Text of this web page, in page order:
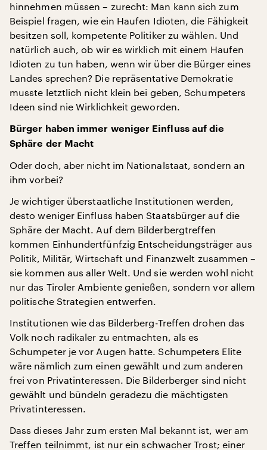
hinnehmen müssen – zurecht: Man kann sich zum
Beispiel fragen, wie ein Haufen Idioten, die Fähigkeit
besitzen soll, kompetente Politiker zu wählen. Und
natürlich auch, ob wir es wirklich mit einem Haufen
Idioten zu tun haben, wenn wir über die Bürger eines
Landes sprechen? Die repräsentative Demokratie
musste letztlich nicht klein bei geben, Schumpeters
Ideen sind nie Wirklichkeit geworden.
Bürger haben immer weniger Einfluss auf die
Sphäre der Macht
Oder doch, aber nicht im Nationalstaat, sondern an
ihm vorbei?
Je wichtiger überstaatliche Institutionen werden,
desto weniger Einfluss haben Staatsbürger auf die
Sphäre der Macht. Auf dem Bilderbergtreffen
kommen Einhundertfünfzig Entscheidungsträger aus
Politik, Militär, Wirtschaft und Finanzwelt zusammen –
sie kommen aus aller Welt. Und sie werden wohl nicht
nur das Tiroler Ambiente genießen, sondern vor allem
politische Strategien entwerfen.
Institutionen wie das Bilderberg-Treffen drohen das
Volk noch radikaler zu entmachten, als es
Schumpeter je vor Augen hatte. Schumpeters Elite
wäre nämlich zum einen gewählt und zum anderen
frei von Privatinteressen. Die Bilderberger sind nicht
gewählt und bündeln geradezu die mächtigsten
Privatinteressen.
Dass dieses Jahr zum ersten Mal bekannt ist, wer am
Treffen teilnimmt, ist nur ein schwacher Trost; einer